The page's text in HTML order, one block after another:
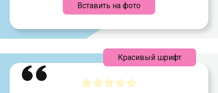
Вставить на фото
Красивый шрифт